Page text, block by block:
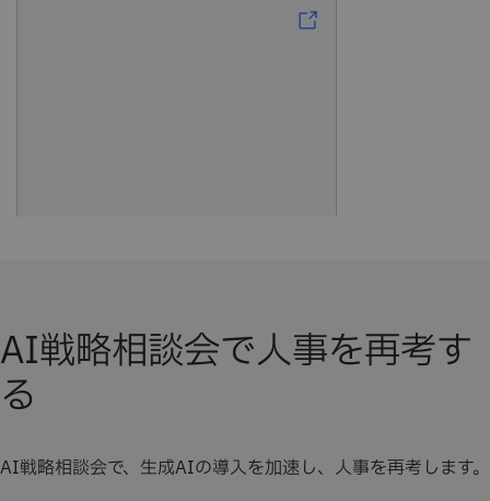
AI戦略相談会で人事を再考す
る
AI戦略相談会で、生成AIの導入を加速し、人事を再考します。